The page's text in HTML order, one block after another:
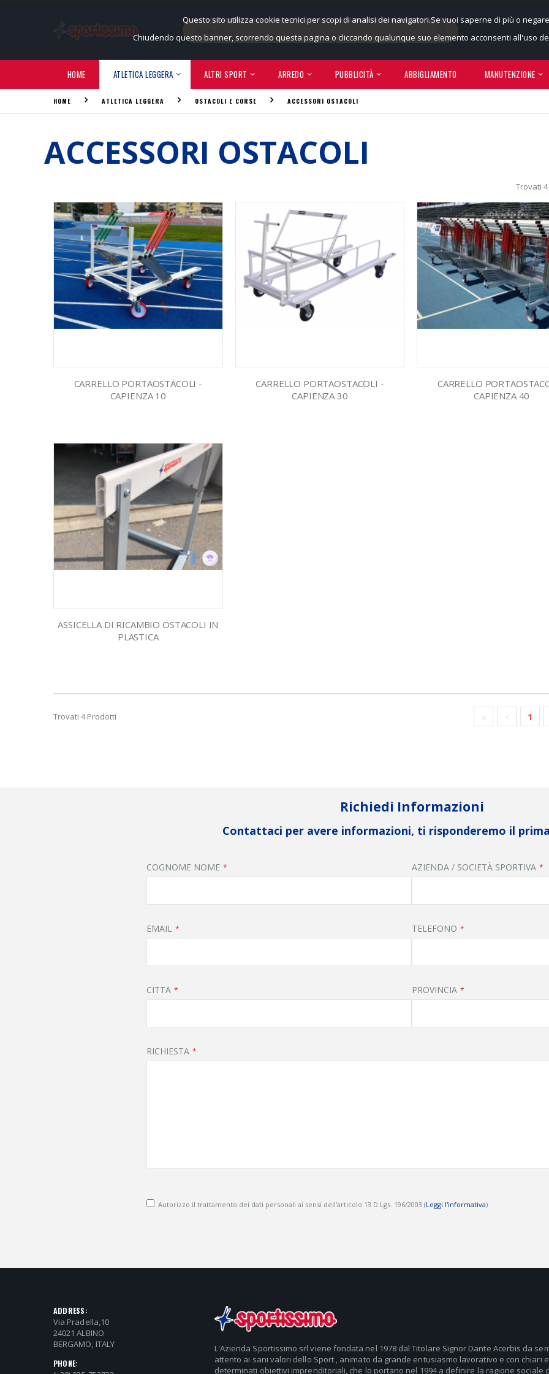
Questo sito utilizza cookie tecnici per scopi di analisi dei navigatori.Se vuoi saperne di più o
Chiudendo questo banner, scorrendo questa pagina o cliccando qualunque suo elemento acconsenti all'uso
HOME ATLETICA LEGGERA ALTRI SPORT ARREDO PUBBLICITÀ ABBIGLIAMENTO MANUTENZIONE
HOME ATLETICA LEGGERA OSTACOLI E CORSE ACCESSORI OSTACOLI
ACCESSORI OSTACOLI
Trovati
CARRELLO PORTAOSTACOLI -
CAPIENZA 10
CARRELLO PORTAOSTACOLI -
CAPIENZA 30
CARRELLO
CAPIENZA 40
ASSICELLA DI RICAMBIO OSTACOLI IN
PLASTICA
Trovati 4 Prodotti 1
Richiedi Informazioni
Contattaci per avere informazioni, ti risponderemo il
COGNOME NOME AZIENDA / SOCIETÀ SPORTIVA
EMAIL TELEFONO
CITTA PROVINCIA
RICHIESTA
Autorizzo il trattamento dei dati personali ai sensi dell'articolo 13 D.Lgs. 196/2003 (Leggi l'informativa)
ADDRESS:
Via Pradella,10
24021 ALBINO
BERGAMO, ITALY
PHONE:
L'Azienda Sportissimo srl viene fondata nel 1978 dal Titolare Signor Dante Acerbis da
attento ai sani valori dello Sport , animato da grande entusiasmo lavorativo e con chiari e
determinati obiettivi imprenditoriali, che lo portano nel 1994 a definire la ragione sociale